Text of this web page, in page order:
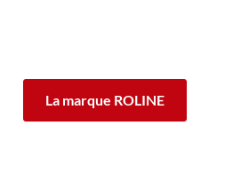
La marque ROLINE